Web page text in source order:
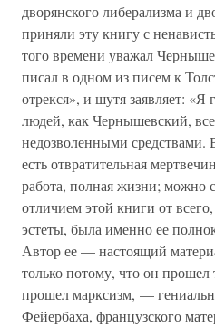
дворянского либерализма и
приняли эту книгу с
того времени уважал
писал в одном из писем к
отрекся», и шутя заявляет: «Я
людей, как Чернышевский,
недозволенными средствами.
есть отвратительная
работа, полная жизни; можно
отличием этой книги от
эстеты, была именно ее
Автор ее — настоящий
только потому, что он
прошел марксизм, —
Фейербаха, французского